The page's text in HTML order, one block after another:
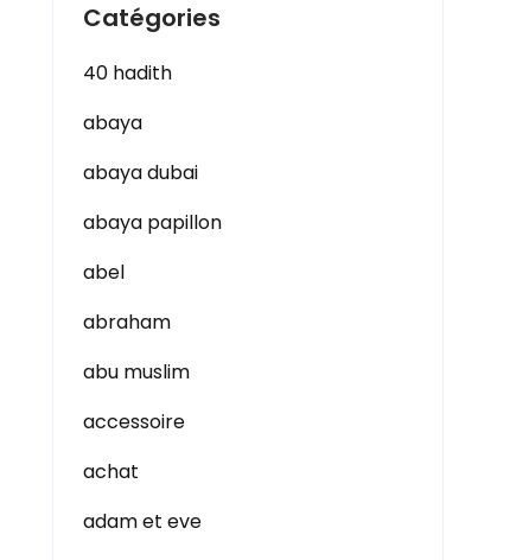
Catégories
40 hadith
abaya
abaya dubai
abaya papillon
abel
abraham
abu muslim
accessoire
achat
adam et eve